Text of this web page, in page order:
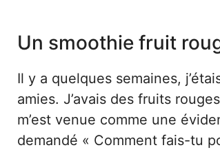
Un smoothie fruit
Il y a quelques semaines,
amies. J’avais des fruits
m’est venue comme une
demandé « Comment fais-tu